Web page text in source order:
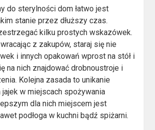
do sterylności dom łatwo jest
stanie przez dłuższy czas.
kilku prostych wskazówek.
z zakupów, staraj się nie
i innych opakowań wprost na stół i
na nich znajdować drobnoustroje i
Kolejna zasada to unikanie
w miejscach spożywania
dla nich miejscem jest
podłoga w kuchni bądź spiżarni.